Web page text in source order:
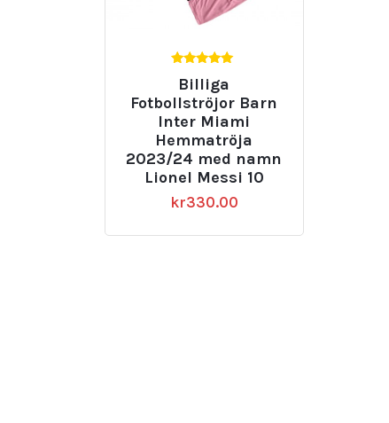
av 5
Billiga
Fotbollströjor Barn
Inter Miami
Hemmatröja
2023/24 med namn
Lionel Messi 10
kr330.00